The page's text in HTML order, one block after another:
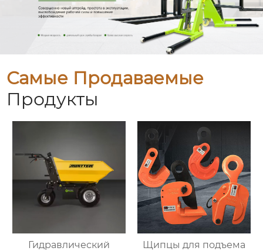
Самые Продаваемые
Продукты
Гидравлический Щипцы для подъема